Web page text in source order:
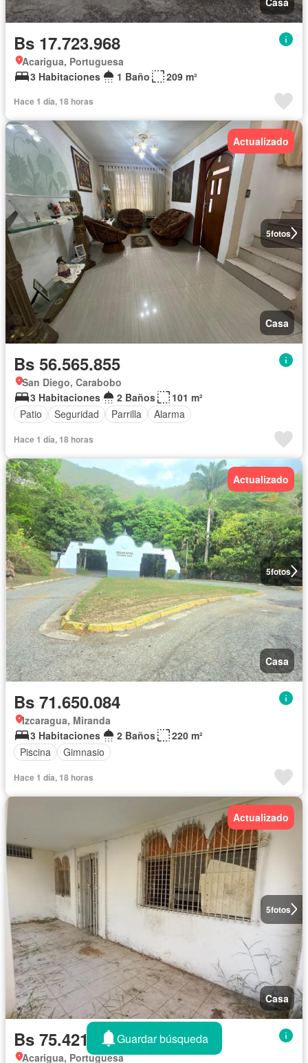
Bs 17.723.968
Acarigua, Portuguesa
3 Habitaciones
1 Baño 209 m²
Hace 1 día, 18 horas
5fotos
Actualizado
Casa
Bs 56.565.855
San Diego, Carabobo
3 Habitaciones
2 Baños
101 m²
Patio
Seguridad Parrilla Alarma
Hace 1 día, 18 horas
5fotos
Actualizado
Casa
Bs 71.650.084
Izcaragua, Miranda
3 Habitaciones
2 Baños
220 m²
Piscina
Gimnasio
Hace 1 día, 18 horas
5fotos
Actualizado
Casa
Bs 75.421.141
Acarigua, Portuguesa
Guardar búsqueda